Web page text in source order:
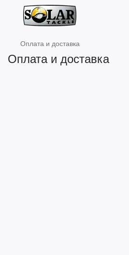
Оплата и доставка
Оплата и доставка